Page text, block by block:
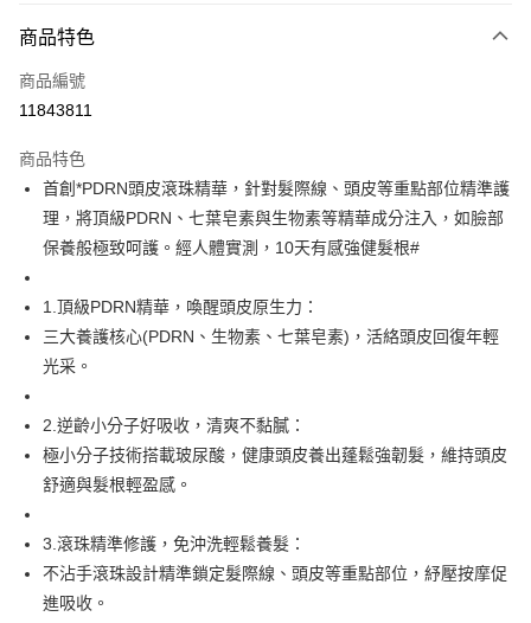
信用卡一次付款
LINE Pay
悠遊付
AFTEE先享後付
相關說明
【關於「AFTEE先享後付」】
AFTEE先享後付是「在收到商品之後才付款」的支付方式。 讓您購物簡單
便利好安心！
１．簡單：不需註冊會員、不需綁卡、不需儲值。
２．便利：只要手機號碼，簡訊認證，即可結帳。
【「AFTEE先享後付」結帳流程】
１．於結帳方式選擇「AFTEE先享後付」後，將跳轉至「AFTEE先享後付」
結帳頁面，進行簡訊認證並確認金額後，即可完成結帳。
２．訂單成立數日內，您將收到繳費通知簡訊。
３．收到繳費通知簡訊後14天內，點擊此簡訊中的連結，可透過四大超商／
ATM／網路銀行／等多元方式進行付款，方視為交易完成。
購買商品的店家。未經商家同意取消之訂單仍視為有效，需透過AFTEE先享
後付繳納相關費用。
ATM付款
運送方式
宅配
每筆NT$85，滿NT$800(含以上)免運費
商品特色
商品編號
11843811
商品特色
首創*PDRN頭皮滾珠精華，針對髮際線、頭皮等重點部位精準護
理，將頂級PDRN、七葉皂素與生物素等精華成分注入，如臉部
保養般極致呵護。經人體實測，10天有感強健髮根#
1.頂級PDRN精華，喚醒頭皮原生力：
三大養護核心(PDRN、生物素、七葉皂素)，活絡頭皮回復年輕
光采。
2.逆齡小分子好吸收，清爽不黏膩：
極小分子技術搭載玻尿酸，健康頭皮養出蓬鬆強韌髮，維持頭皮
舒適與髮根輕盈感。
3.滾珠精準修護，免沖洗輕鬆養髮：
不沾手滾珠設計精準鎖定髮際線、頭皮等重點部位，紓壓按摩促
進吸收。